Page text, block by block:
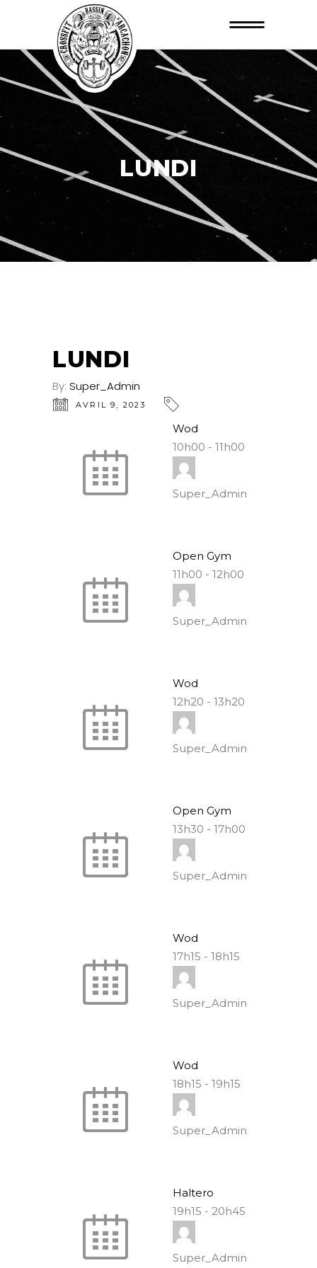
LUNDI
LUNDI
By: Super_Admin
AVRIL 9, 2023
Wod
10h00 - 11h00
Super_Admin
Open Gym
11h00 - 12h00
Super_Admin
Wod
12h20 - 13h20
Super_Admin
Open Gym
13h30 - 17h00
Super_Admin
Wod
17h15 - 18h15
Super_Admin
Wod
18h15 - 19h15
Super_Admin
Haltero
19h15 - 20h45
Super_Admin